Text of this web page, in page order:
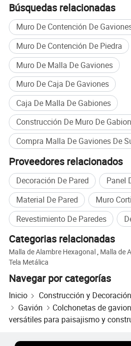
Búsquedas relacionadas
Muro De Contención De
Muro De Contención De Piedra
Muro De Malla De Gaviones
Muro De Caja De Gaviones
Caja De Malla De Gabiones
Construcción De Muro De
Proveedores relacionados
Decoración De Pared
Panel
Material De Pared
Muro
Revestimiento De Paredes
Categorias relacionadas
Malla de Alambre Hexagonal Malla de
Tela Metálica
Navegar por categorías
Inicio Construcción y Decoración
Gavión
Colchonetas de
versátiles para paisajismo y